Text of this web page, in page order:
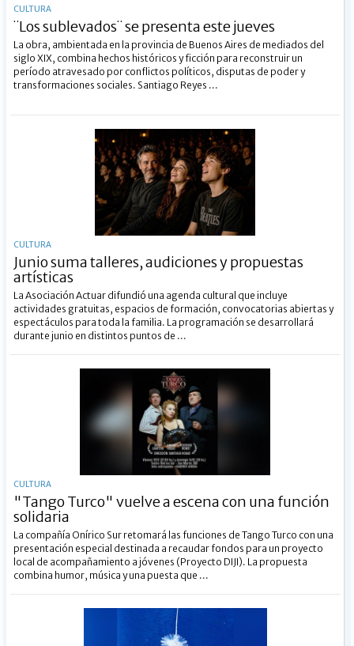
CULTURA
¨Los sublevados¨ se presenta este jueves
La obra, ambientada en la provincia de Buenos Aires de mediados del
siglo XIX, combina hechos históricos y ficción para reconstruir un
período atravesado por conflictos políticos, disputas de poder y
transformaciones sociales. Santiago Reyes ...
CULTURA
Junio suma talleres, audiciones y propuestas
artísticas
La Asociación Actuar difundió una agenda cultural que incluye
actividades gratuitas, espacios de formación, convocatorias abiertas y
espectáculos para toda la familia. La programación se desarrollará
durante junio en distintos puntos de ...
CULTURA
"Tango Turco" vuelve a escena con una función
solidaria
La compañía Onírico Sur retomará las funciones de Tango Turco con una
presentación especial destinada a recaudar fondos para un proyecto
local de acompañamiento a jóvenes (Proyecto DIJI). La propuesta
combina humor, música y una puesta que ...